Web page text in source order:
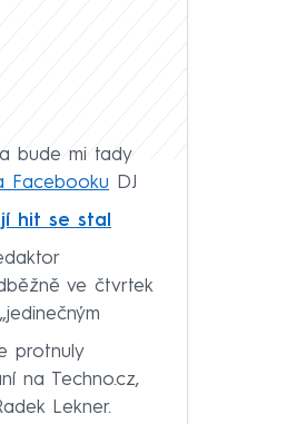
bude mi tady
Facebooku DJ
hit se stal
ve čtvrtek
protnuly
na Techno.cz,
Lekner.